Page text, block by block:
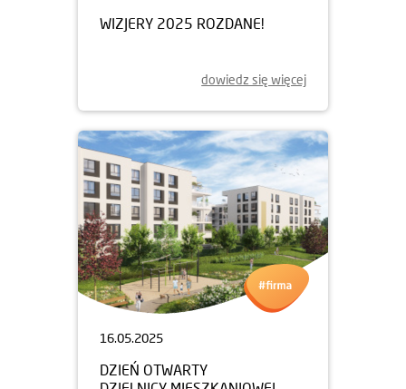
WIZJERY 2025 ROZDANE!
dowiedz się więcej
16.05.2025
DZIEŃ OTWARTY